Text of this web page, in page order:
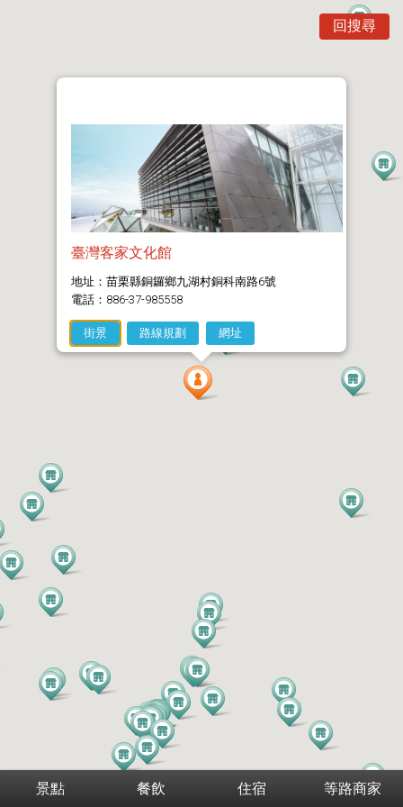
景點 餐飲 住宿 等路商家
回搜尋
臺灣客家文化館
地址：苗栗縣銅鑼鄉九湖村銅科南路6號
電話：886-37-985558
街景 路線規劃 網址